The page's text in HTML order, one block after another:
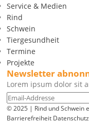
Service & Medien
Rind
Schwein
Tiergesundheit
Termine
Projekte
Newsletter
Lorem ipsum dolor sit
© 2025 | Rind und Schwein
Barrierefreiheit Datenschutz